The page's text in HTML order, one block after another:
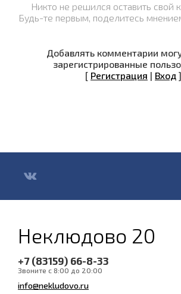
Никто не решился оставить свой
Будь-те первым, поделитесь
Добавлять комментарии
зарегистрированные
[ Регистрация | Вход ]
Неклюдово 20
+7 (83159) 66-8-33
Звоните с 8:00 до 20:00
info@nekludovo.ru